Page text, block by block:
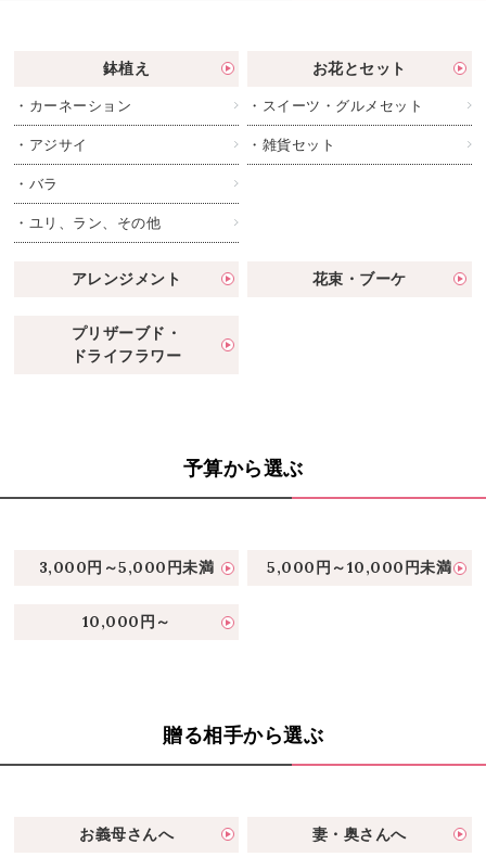
鉢植え
・カーネーション
・アジサイ
・バラ
・ユリ、ラン、その他
お花とセット
・スイーツ・グルメセット
・雑貨セット
アレンジメント 花束・ブーケ
プリザーブド・
ドライフラワー
予算から選ぶ
3,000円～5,000円未満 5,000円～10,000円未満
10,000円～
贈る相手から選ぶ
お義母さんへ 妻・奥さんへ